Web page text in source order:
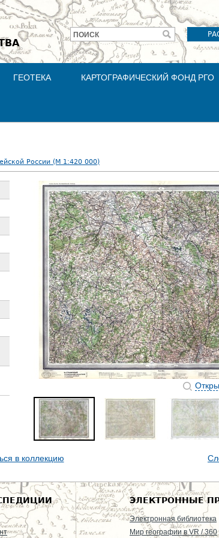
navigation
Форма
поиска
ПОИСК
ГЕОТЕКА КАРТОГРАФИЧЕСКИЙ ФОНД РГО
России (М 1:420 000)
в коллекцию
ЭЛЕКТРОННЫЕ
Электронная библиотека
Мир географии в VR / 360